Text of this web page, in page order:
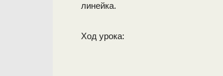
линейка.
Ход урока: